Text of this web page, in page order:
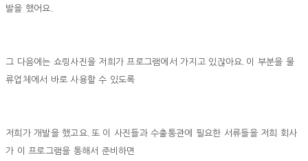
발을 했어요.
그 다음에는 쇼링사진을 저희가 프로그램에서 가지고 있잖아요. 이 부분을 물
류업체에서 바로 사용할 수 있도록
저희가 개발을 했고요. 또 이 사진들과 수출통관에 필요한 서류들을 저희 회사
가 이 프로그램을 통해서 준비하면